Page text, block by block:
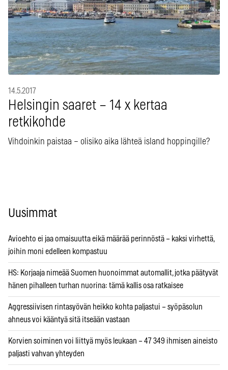
14.5.2017
Helsingin saaret – 14 x kertaa
retkikohde
Vihdoinkin paistaa – olisiko aika lähteä island hoppingille?
Uusimmat
Avioehto ei jaa omaisuutta eikä määrää perinnöstä – kaksi virhettä,
joihin moni edelleen kompastuu
HS: Korjaaja nimeää Suomen huonoimmat automallit, jotka päätyvät
hänen pihalleen turhan nuorina: tämä kallis osa ratkaisee
Aggressiivisen rintasyövän heikko kohta paljastui – syöpäsolun
ahneus voi kääntyä sitä itseään vastaan
Korvien soiminen voi liittyä myös leukaan – 47 349 ihmisen aineisto
paljasti vahvan yhteyden